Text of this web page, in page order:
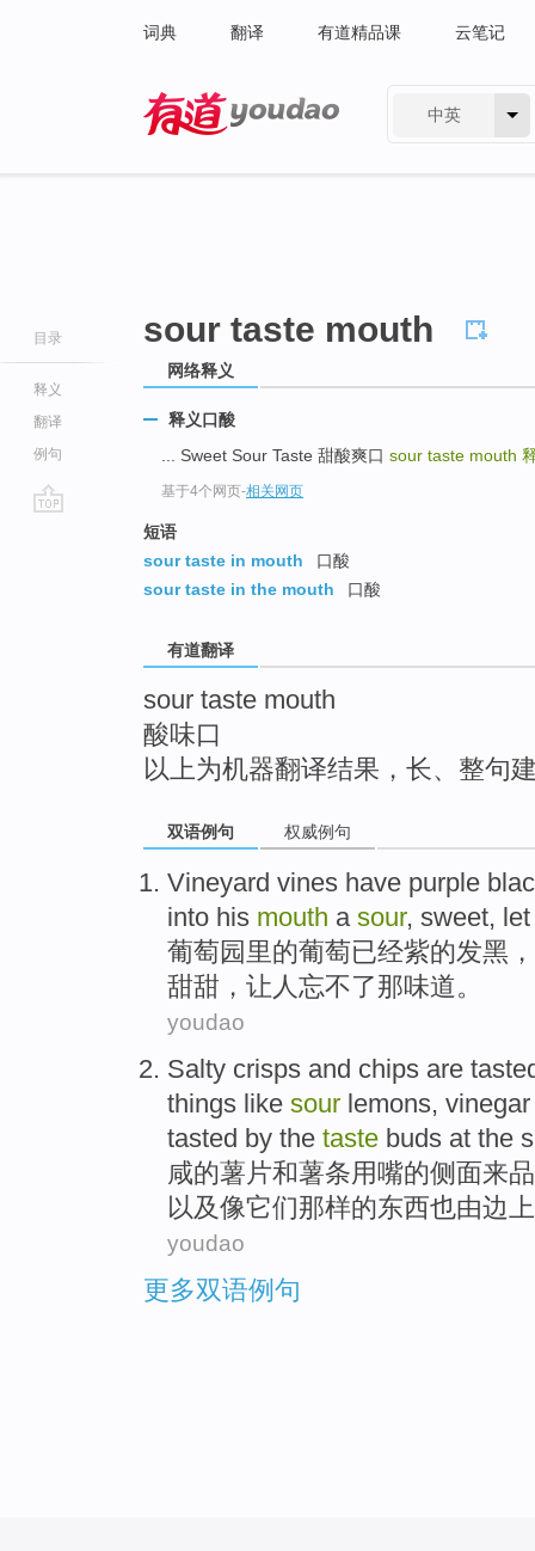
词典 翻译 有道精品课 云笔记
中英
目录
释义
翻译
例句
sour taste mouth
网络释义
释义口酸
... Sweet Sour Taste 甜酸爽口 sour taste mouth
基于4个网页-相关网页
短语
sour taste in mouth
口酸
sour taste in the mouth
口酸
有道翻译
sour taste mouth
酸味口
以上为机器翻译结果，长、整句
双语例句 权威例句
Vineyard vines have purple
into his mouth a sour, sweet, let
葡萄园里的葡萄已经紫的发黑 ，
甜甜 ， 让人忘不了那味道。
youdao
Salty crisps and chips are
things like sour lemons, vinegar
tasted by the taste buds at the
咸的薯片和薯条用嘴的侧面来
以及像它们那样的东西也由边
youdao
更多双语例句